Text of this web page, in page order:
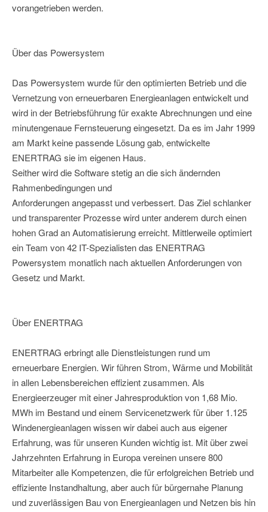
vorangetrieben werden.
Über das Powersystem
Das Powersystem wurde für den optimierten Betrieb und die
Vernetzung von erneuerbaren Energieanlagen entwickelt und
wird in der Betriebsführung für exakte Abrechnungen und eine
minutengenaue Fernsteuerung eingesetzt. Da es im Jahr 1999
am Markt keine passende Lösung gab, entwickelte
ENERTRAG sie im eigenen Haus.
Seither wird die Software stetig an die sich ändernden
Rahmenbedingungen und
Anforderungen angepasst und verbessert. Das Ziel schlanker
und transparenter Prozesse wird unter anderem durch einen
hohen Grad an Automatisierung erreicht. Mittlerweile optimiert
ein Team von 42 IT-Spezialisten das ENERTRAG
Powersystem monatlich nach aktuellen Anforderungen von
Gesetz und Markt.
Über ENERTRAG
ENERTRAG erbringt alle Dienstleistungen rund um
erneuerbare Energien. Wir führen Strom, Wärme und Mobilität
in allen Lebensbereichen effizient zusammen. Als
Energieerzeuger mit einer Jahresproduktion von 1,68 Mio.
MWh im Bestand und einem Servicenetzwerk für über 1.125
Windenergieanlagen wissen wir dabei auch aus eigener
Erfahrung, was für unseren Kunden wichtig ist. Mit über zwei
Jahrzehnten Erfahrung in Europa vereinen unsere 800
Mitarbeiter alle Kompetenzen, die für erfolgreichen Betrieb und
effiziente Instandhaltung, aber auch für bürgernahe Planung
und zuverlässigen Bau von Energieanlagen und Netzen bis hin